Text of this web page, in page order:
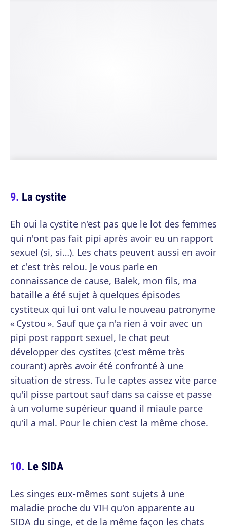
La cystite
Eh oui la cystite n'est pas que le lot des femmes
qui n'ont pas fait pipi après avoir eu un rapport
sexuel (si, si…). Les chats peuvent aussi en avoir
et c'est très relou. Je vous parle en
connaissance de cause, Balek, mon fils, ma
bataille a été sujet à quelques épisodes
cystiteux qui lui ont valu le nouveau patronyme
« Cystou ». Sauf que ça n'a rien à voir avec un
pipi post rapport sexuel, le chat peut
développer des cystites (c'est même très
courant) après avoir été confronté à une
situation de stress. Tu le captes assez vite parce
qu'il pisse partout sauf dans sa caisse et passe
à un volume supérieur quand il miaule parce
qu'il a mal. Pour le chien c'est la même chose.
Le SIDA
Les singes eux-mêmes sont sujets à une
maladie proche du VIH qu'on apparente au
SIDA du singe, et de la même façon les chats